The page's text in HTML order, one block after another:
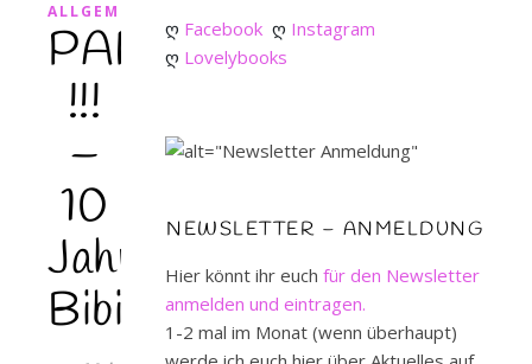
ALLGEMEIN
PARTY
!!!
–
10
Jahre
Bibilotta
ღ Facebook ღ Instagram
ღ Lovelybooks
NEWSLETTER – ANMELDUNG
Hier könnt ihr euch für den Newsletter
anmelden und eintragen.
1-2 mal im Monat (wenn überhaupt)